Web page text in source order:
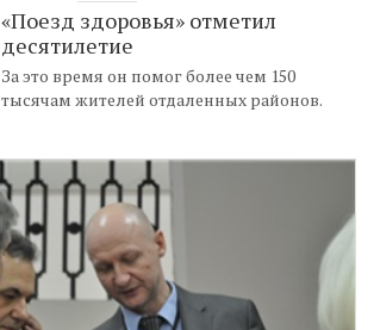
«Поезд здоровья» отметил
десятилетие
За это время он помог более чем 150
тысячам жителей отдаленных районов.